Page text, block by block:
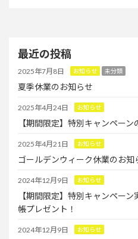
最近の投稿
2025年7月8日 お知らせ 未分類
夏季休業のお知らせ
2025年4月24日 お知らせ
【期間限定】特別キャンペーン
2025年4月21日 お知らせ
ゴールデンウィーク休業のお知
2024年12月9日 お知らせ
【期間限定】特別キャンペー
帳プレゼント！
2024年12月9日 お知らせ